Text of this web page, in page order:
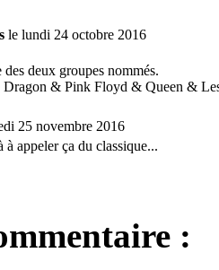
le lundi 24 octobre 2016
deux groupes nommés.
Dragon & Pink Floyd & Queen &
25 novembre 2016
à appeler ça du classique...
: